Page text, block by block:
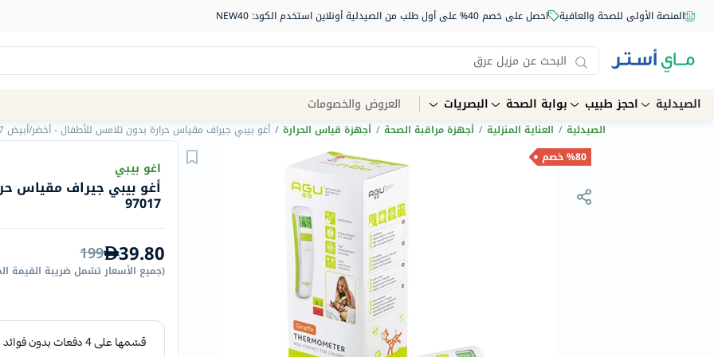
المنصة الأولى للصحة والعافية احصل على خصم 40% على أول طلب من الصيدلية أونلاين استخدم الكود: NEW40
Navigation
الصيدلية
الماركات
Humantara
carroten
Roche
الصيدلية احجز طبيب بوابة الصحة البصريات العروض والخصومات
الصيدلية / العناية المنزلية / أجهزة مراقبة الصحة / أجهزة قياس الحرارة / أغو بيبي جيراف مقياس حرارة بدون تلامس للأطفال - أخضر/أبيض 97017
%80 خصم
اغو بيبي
أغو بيبي جيراف مقياس
97017
39.80
199
(جميع الأسعار تشمل ضريبة القيمة